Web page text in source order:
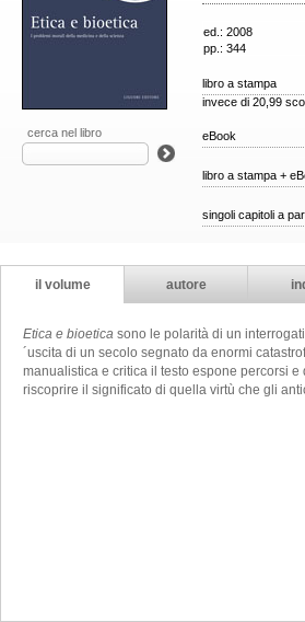
cerca nel libro
ed.: 2008
pp.: 344
libro a stampa
invece di 20,99
eBook
libro a stampa +
singoli capitoli a
il volume autore
Etica e bioetica sono le polarità di un
´uscita di un secolo segnato da enormi
manualistica e critica il testo espone percorsi
riscoprire il significato di quella virtù che gli